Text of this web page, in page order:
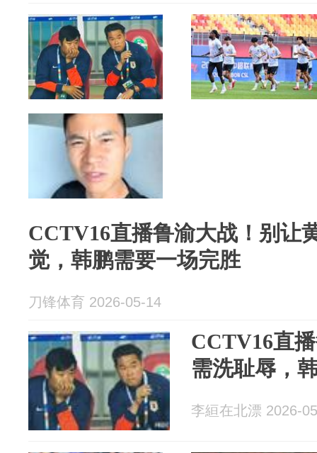
CCTV16直播鲁渝大战！别让
觉，韩鹏需要一场完胜
刀锋体育 2026-05-14
CCTV16直
需洗耻辱，
李絙在北漂 2026-